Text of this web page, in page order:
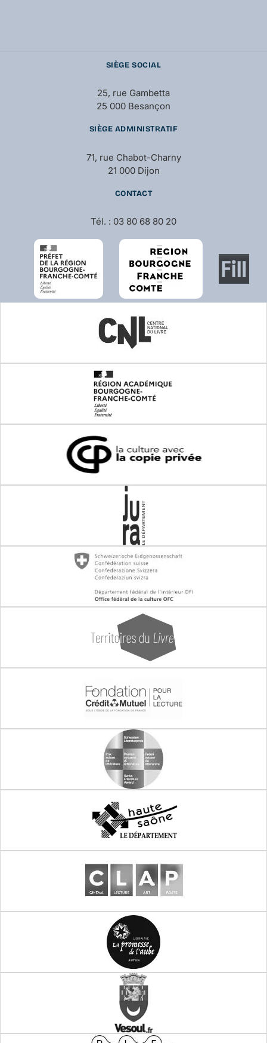
SIÈGE SOCIAL
25, rue Gambetta
25 000 Besançon
SIÈGE ADMINISTRATIF
71, rue Chabot-Charny
21 000 Dijon
CONTACT
Tél. : 03 80 68 80 20